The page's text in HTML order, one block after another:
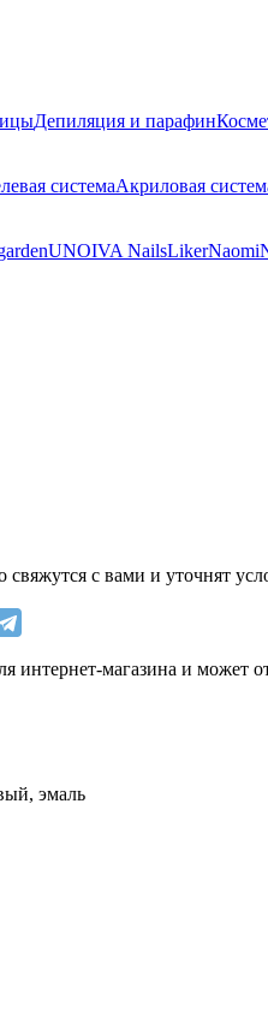
Депиляция и парафин
системаАкриловая
UNOIVA NailsLikerNaomi
с вами и уточнят
интернет-магазина и может
эмаль